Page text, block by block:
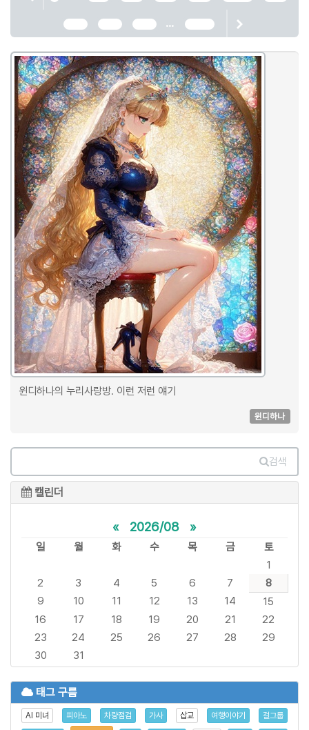
...
윈디하나의 누리사랑방. 이런 저런 얘기
윈디하나
검색
캘린더
« 2026/08 »
일 월 화 수 목 금
토
1
2
3 4 5 6 7
8
9
10 11 12 13 14
15
16
17 18 19 20 21
22
23
24 25 26 27 28
29
30
31
태그 구름
AI 미녀 피아노 차량점검 가사 삽교 여행이야기 걸그룹